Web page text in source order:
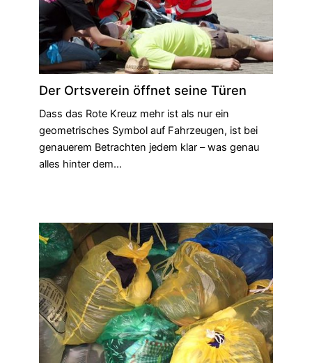
Der Ortsverein öffnet seine Türen
Dass das Rote Kreuz mehr ist als nur ein
geometrisches Symbol auf Fahrzeugen, ist bei
genauerem Betrachten jedem klar – was genau
alles hinter dem…